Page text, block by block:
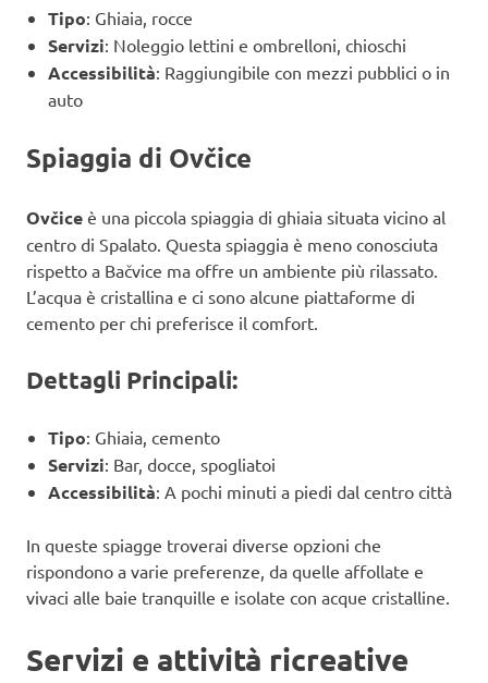
Tipo: Ghiaia, rocce
Servizi: Noleggio lettini e ombrelloni, chioschi
Accessibilità: Raggiungibile con mezzi pubblici o in
auto
Spiaggia di Ovčice
Ovčice è una piccola spiaggia di ghiaia situata vicino al
centro di Spalato. Questa spiaggia è meno conosciuta
rispetto a Bačvice ma offre un ambiente più rilassato.
L’acqua è cristallina e ci sono alcune piattaforme di
cemento per chi preferisce il comfort.
Dettagli Principali:
Tipo: Ghiaia, cemento
Servizi: Bar, docce, spogliatoi
Accessibilità: A pochi minuti a piedi dal centro città
In queste spiagge troverai diverse opzioni che
rispondono a varie preferenze, da quelle affollate e
vivaci alle baie tranquille e isolate con acque cristalline.
Servizi e attività ricreative